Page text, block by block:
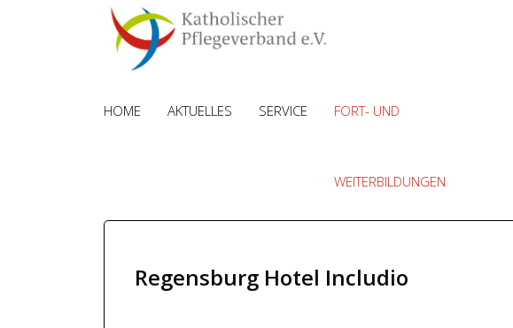
HOME AKTUELLES SERVICE FORT- UND
WEITERBILDUNGEN
Regensburg Hotel Includio